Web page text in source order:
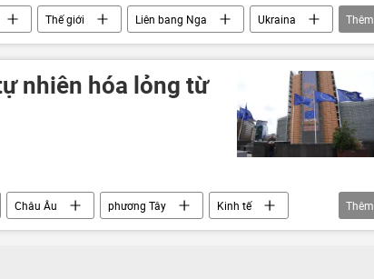
Thế giới Liên bang Nga
Ukraina
chiến dịch
xung đột
Thêm
nhiên hóa lỏng từ
Châu Âu phương Tây
Kinh tế
Thêm